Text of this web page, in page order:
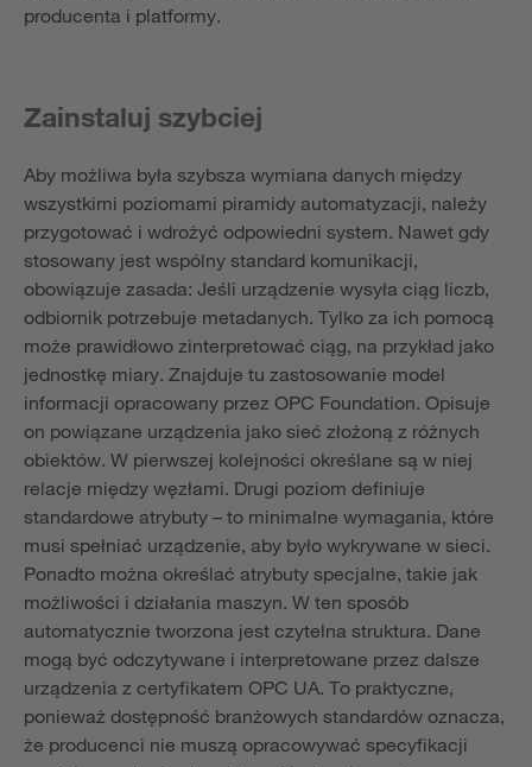
producenta i platformy.
Zainstaluj szybciej
Aby możliwa była szybsza wymiana danych między
wszystkimi poziomami piramidy automatyzacji, należy
przygotować i wdrożyć odpowiedni system. Nawet gdy
stosowany jest wspólny standard komunikacji,
obowiązuje zasada: Jeśli urządzenie wysyła ciąg liczb,
odbiornik potrzebuje metadanych. Tylko za ich pomocą
może prawidłowo zinterpretować ciąg, na przykład jako
jednostkę miary. Znajduje tu zastosowanie model
informacji opracowany przez OPC Foundation. Opisuje
on powiązane urządzenia jako sieć złożoną z różnych
obiektów. W pierwszej kolejności określane są w niej
relacje między węzłami. Drugi poziom definiuje
standardowe atrybuty – to minimalne wymagania, które
musi spełniać urządzenie, aby było wykrywane w sieci.
Ponadto można określać atrybuty specjalne, takie jak
możliwości i działania maszyn. W ten sposób
automatycznie tworzona jest czytelna struktura. Dane
mogą być odczytywane i interpretowane przez dalsze
urządzenia z certyfikatem OPC UA. To praktyczne,
ponieważ dostępność branżowych standardów oznacza,
że producenci nie muszą opracowywać specyfikacji